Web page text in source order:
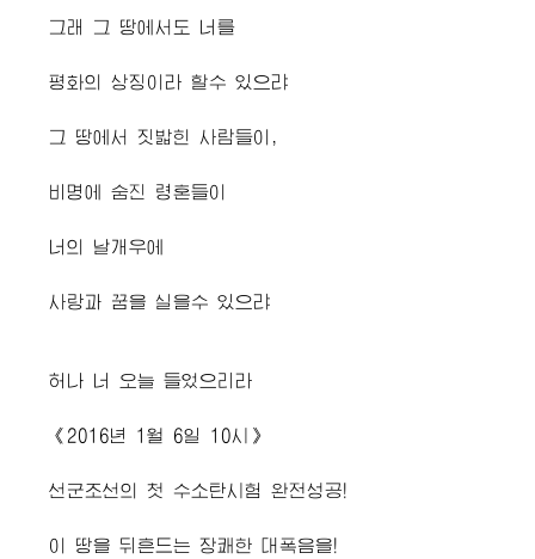
그래 그 땅에서도 너를
평화의 상징이라 할수 있으랴
그 땅에서 짓밟힌 사람들이,
비명에 숨진 령혼들이
너의 날개우에
사랑과 꿈을 실을수 있으랴
허나 너 오늘 들었으리라
《2016년 1월 6일 10시》
선군조선의 첫 수소탄시험 완전성공!
이 땅을 뒤흔드는 장쾌한 대폭음을!